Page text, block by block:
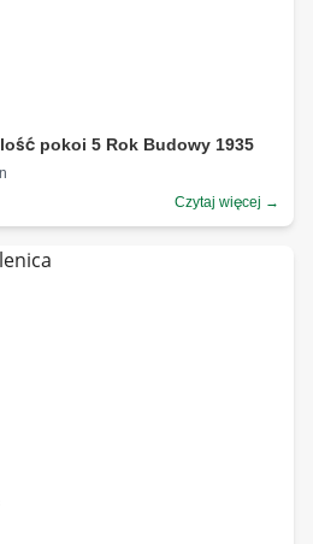
pokoi 5 Rok Budowy 1935
Czytaj więcej →